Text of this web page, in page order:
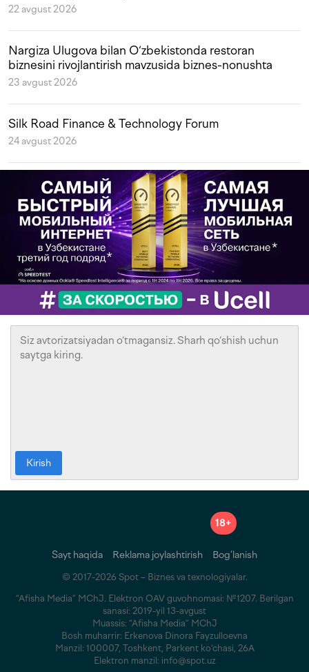
22 avgust 2026
Nargiza Ulugova bilan O‘zbekistonda restoran
biznesini rivojlantirish mavzusida biznes-nonushta
23 avgust 2026
Silk Road Finance & Technology Forum
24 avgust 2026
Kirish
18+
Sayt haqida Reklama joylashtirish Bog‘lanish
© 2017-2026 Spot – Biznes va texnologiyalar.
“Afisha Media” MChJ. Elektron OAV guvohnomasi: №1207. Berilgan
sanasi: 2019-yil 13-avgust
Muassis: “Afisha Media” MChJ
Bosh muharrir: Erkenova Dinora Fayzulloevna
Manzil: 100007, Toshkent, Parkent ko‘chasi, 26A
Elektron manzil: info@spot.uz